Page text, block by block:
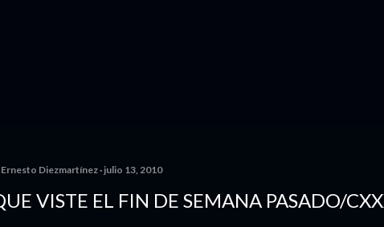
Ernesto Diezmartínez julio 13, 2010
VISTE EL FIN DE SEMANA PASADO/